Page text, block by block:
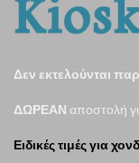
Δεν εκτελούνται
ΔΩΡΕΑΝ αποστολή
Ειδικές τιμές για